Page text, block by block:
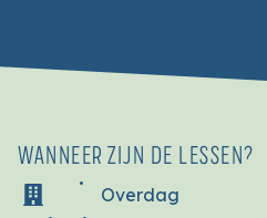
WANNEER ZIJN DE LESSEN?
Overdag